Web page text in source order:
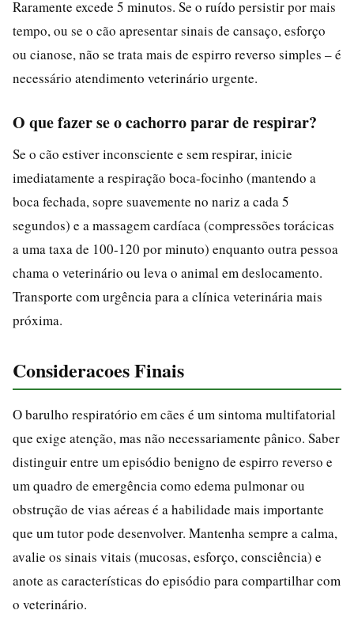
Raramente excede 5 minutos. Se o ruído persistir por mais
tempo, ou se o cão apresentar sinais de cansaço, esforço
ou cianose, não se trata mais de espirro reverso simples – é
necessário atendimento veterinário urgente.
O que fazer se o cachorro parar de respirar?
Se o cão estiver inconsciente e sem respirar, inicie
imediatamente a respiração boca-focinho (mantendo a
boca fechada, sopre suavemente no nariz a cada 5
segundos) e a massagem cardíaca (compressões torácicas
a uma taxa de 100-120 por minuto) enquanto outra pessoa
chama o veterinário ou leva o animal em deslocamento.
Transporte com urgência para a clínica veterinária mais
próxima.
Consideracoes Finais
O barulho respiratório em cães é um sintoma multifatorial
que exige atenção, mas não necessariamente pânico. Saber
distinguir entre um episódio benigno de espirro reverso e
um quadro de emergência como edema pulmonar ou
obstrução de vias aéreas é a habilidade mais importante
que um tutor pode desenvolver. Mantenha sempre a calma,
avalie os sinais vitais (mucosas, esforço, consciência) e
anote as características do episódio para compartilhar com
o veterinário.